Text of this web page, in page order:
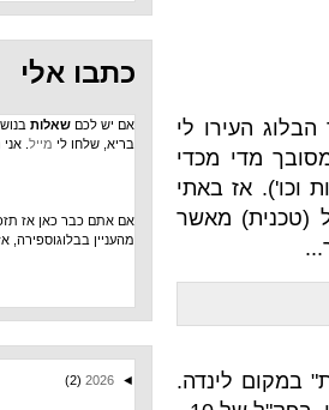
לי
מכדי
באתי
מאשר
כתבו אלי
אם יש לכם שאלותבנושא תזונה, דיאטה,
מייל. אני מבטיח להשתדל
אם אתם כבר כאן אז תזכרו שהוספת
מהעניין בבלוגוספירה, אז נא לא
◄
2026